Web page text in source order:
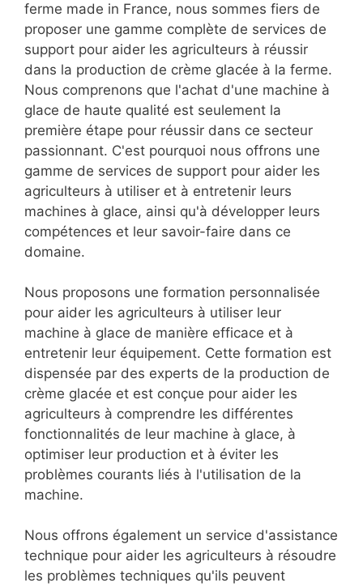
ferme made in France, nous sommes fiers de
proposer une gamme complète de services de
support pour aider les agriculteurs à réussir
dans la production de crème glacée à la ferme.
Nous comprenons que l'achat d'une machine à
glace de haute qualité est seulement la
première étape pour réussir dans ce secteur
passionnant. C'est pourquoi nous offrons une
gamme de services de support pour aider les
agriculteurs à utiliser et à entretenir leurs
machines à glace, ainsi qu'à développer leurs
compétences et leur savoir-faire dans ce
domaine.
Nous proposons une formation personnalisée
pour aider les agriculteurs à utiliser leur
machine à glace de manière efficace et à
entretenir leur équipement. Cette formation est
dispensée par des experts de la production de
crème glacée et est conçue pour aider les
agriculteurs à comprendre les différentes
fonctionnalités de leur machine à glace, à
optimiser leur production et à éviter les
problèmes courants liés à l'utilisation de la
machine.
Nous offrons également un service d'assistance
technique pour aider les agriculteurs à résoudre
les problèmes techniques qu'ils peuvent